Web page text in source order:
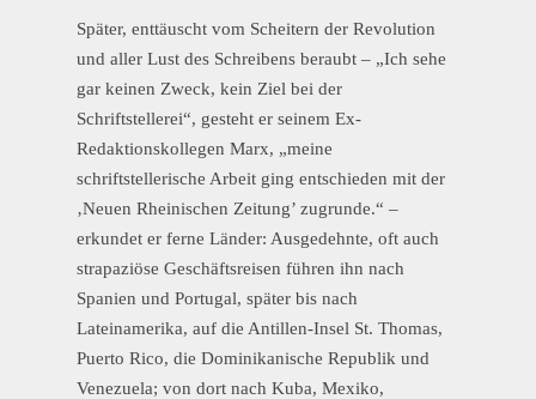
Später, enttäuscht vom Scheitern der Revolution
und aller Lust des Schreibens beraubt – „Ich sehe
gar keinen Zweck, kein Ziel bei der
Schriftstellerei“, gesteht er seinem Ex-
Redaktionskollegen Marx, „meine
schriftstellerische Arbeit ging entschieden mit der
‚Neuen Rheinischen Zeitung’ zugrunde.“ –
erkundet er ferne Länder: Ausgedehnte, oft auch
strapaziöse Geschäftsreisen führen ihn nach
Spanien und Portugal, später bis nach
Lateinamerika, auf die Antillen-Insel St. Thomas,
Puerto Rico, die Dominikanische Republik und
Venezuela; von dort nach Kuba, Mexiko,